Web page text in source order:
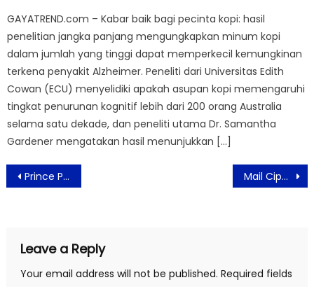
GAYATREND.com – Kabar baik bagi pecinta kopi: hasil
penelitian jangka panjang mengungkapkan minum kopi
dalam jumlah yang tinggi dapat memperkecil kemungkinan
terkena penyakit Alzheimer. Peneliti dari Universitas Edith
Cowan (ECU) menyelidiki apakah asupan kopi memengaruhi
tingkat penurunan kognitif lebih dari 200 orang Australia
selama satu dekade, dan peneliti utama Dr. Samantha
Gardener mengatakan hasil menunjukkan […]
Post
navigation
Prince Poetiray & Guinn Salman Bawakan Perdana OST Na Willa “Sikilku Iso Muni” Bersama Pemain Na Willa Momen Kolaborasi Hangat JUMBO x Na Willa Mail Ciputra Jakarta Hadirkan “The Beauty of Ramadhan”, Belanja Berhadiah Logam Mulia
Leave a Reply
Your email address will not be published. Required fields